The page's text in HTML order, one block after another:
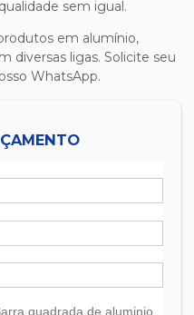
sem igual.
em alumínio,
diversas ligas. Solicite seu
WhatsApp.